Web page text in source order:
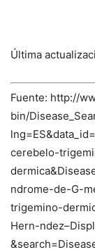
Última
Fuente: http://
bin/
cerebelo-
ndrome-de-G-
trigemino-
Hern-